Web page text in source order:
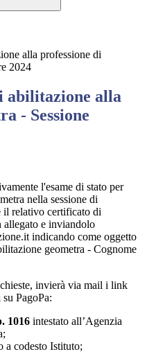
alla professione di
2024
abilitazione alla
- Sessione
l'esame di stato per
nella sessione di
il relativo certificato di
e inviandolo
indicando come oggetto
geometra - Cognome
invierà via mail i link
PagoPa:
1016 intestato all’Agenzia
a codesto Istituto;